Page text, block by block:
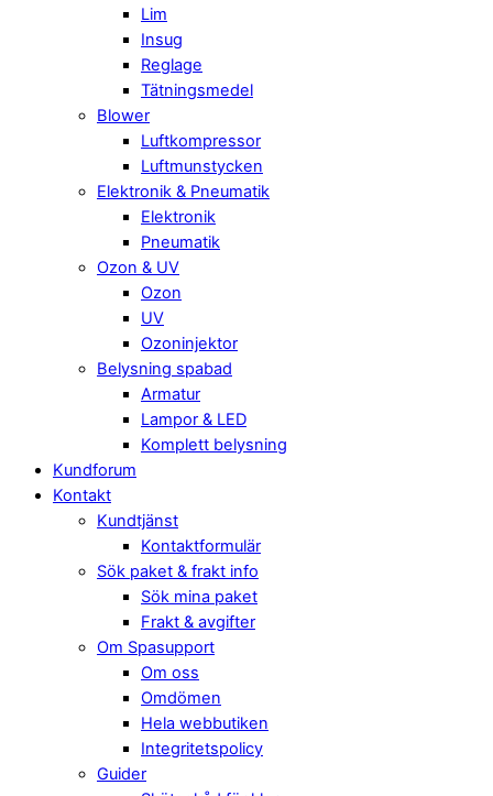
Lim
Insug
Reglage
Tätningsmedel
Blower
Luftkompressor
Luftmunstycken
Elektronik & Pneumatik
Elektronik
Pneumatik
Ozon & UV
Ozon
UV
Ozoninjektor
Belysning spabad
Armatur
Lampor & LED
Komplett belysning
Kundforum
Kontakt
Kundtjänst
Kontaktformulär
Sök paket & frakt info
Sök mina paket
Frakt & avgifter
Om Spasupport
Om oss
Omdömen
Hela webbutiken
Integritetspolicy
Guider